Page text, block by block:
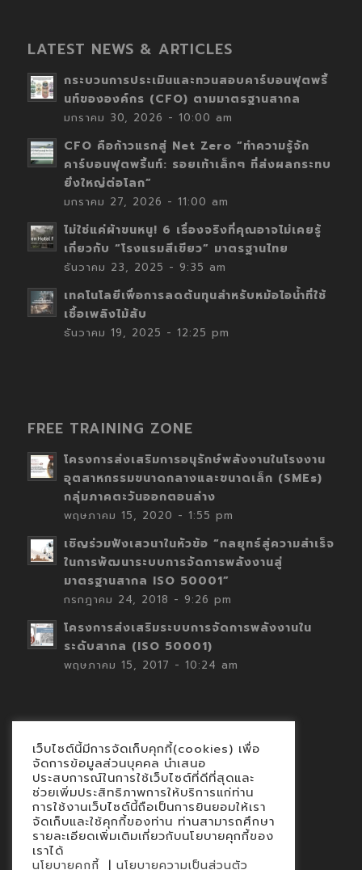
LATEST NEWS & ARTICLES
กระบวนการประเมินและทวนสอบคาร์บอนฟุตพริ้
นท์ขององค์กร (CFO) ตามมาตรฐานสากล
มกราคม 30, 2026 - 10:00 am
CFO คือก้าวแรกสู่ Net Zero “ทำความรู้จัก
คาร์บอนฟุตพริ้นท์: รอยเท้าเล็กๆ ที่ส่งผลกระทบ
ยิ่งใหญ่ต่อโลก”
มกราคม 27, 2026 - 11:00 am
ไม่ใช่แค่ผ้าขนหนู! 6 เรื่องจริงที่คุณอาจไม่เคยรู้
เกี่ยวกับ “โรงแรมสีเขียว” มาตรฐานไทย
ธันวาคม 23, 2025 - 9:35 am
เทคโนโลยีเพื่อการลดต้นทุนสำหรับหม้อไอน้ำที่ใช้
เชื้อเพลิงไม้สับ
ธันวาคม 19, 2025 - 12:25 pm
FREE TRAINING ZONE
โครงการส่งเสริมการอนุรักษ์พลังงานในโรงงาน
อุตสาหกรรมขนาดกลางและขนาดเล็ก (SMEs)
กลุ่มภาคตะวันออกตอนล่าง
พฤษภาคม 15, 2020 - 1:55 pm
เชิญร่วมฟังเสวนาในหัวข้อ “กลยุทธ์สู่ความสำเร็จ
ในการพัฒนาระบบการจัดการพลังงานสู่
มาตรฐานสากล ISO 50001”
กรกฎาคม 24, 2018 - 9:26 pm
โครงการส่งเสริมระบบการจัดการพลังงานใน
ระดับสากล (ISO 50001)
พฤษภาคม 15, 2017 - 10:24 am
Contact
นโยบายคุกกี้
นโยบายข้อมูลส่วนบุคคล
เว็บไซต์นี้มีการจัดเก็บคุกกี้(cookies) เพื่อ
จัดการข้อมูลส่วนบุคคล นำเสนอ
ประสบการณ์ในการใช้เว็บไซต์ที่ดีที่สุดและ
ช่วยเพิ่มประสิทธิภาพการให้บริการแก่ท่าน
การใช้งานเว็บไซต์นี้ถือเป็นการยินยอมให้เรา
จัดเก็บและใช้คุกกี้ของท่าน ท่านสามารถศึกษา
รายละเอียดเพิ่มเติมเกี่ยวกับนโยบายคุกกี้ของ
เราได้
นโยบายคุกกี้ | นโยบายความเป็นส่วนตัว